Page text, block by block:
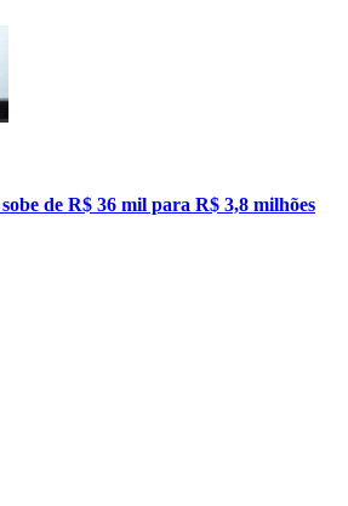
de R$ 36 mil para R$ 3,8 milhões